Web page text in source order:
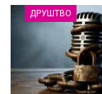
ДРУШТВО